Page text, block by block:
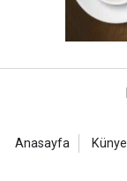
Anasayfa Künye